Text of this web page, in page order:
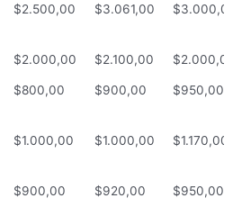
$2.500,00 $3.061,00
$2.000,00 $2.100,00
$800,00 $900,00 $950,00
$1.000,00 $1.000,00 $1.170,00
$900,00 $920,00 $950,00